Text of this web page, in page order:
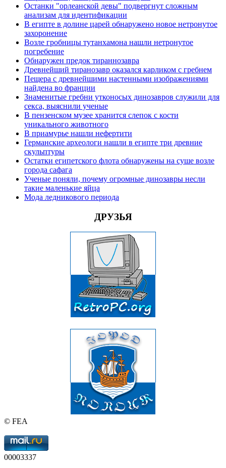
Останки "орлеанской девы" подвергнут сложным
анализам для идентификации
В египте в долине царей обнаружено новое нетронутое
захоронение
Возле гробницы тутанхамона нашли нетронутое
погребение
Обнаружен предок тираннозавра
Древнейший тиранозавр оказался карликом с гребнем
Пещера с древнейшими настенными изображениями
найдена во франции
Знаменитые гребни утконосых динозавров служили для
секса, выяснили ученые
В пензенском музее хранится слепок с кости
уникального животного
В приамурье нашли нефертити
Германские археологи нашли в египте три древние
скульптуры
Остатки египетского флота обнаружены на суше возле
города сафага
Ученые поняли, почему огромные динозавры несли
такие маленькие яйца
Мода ледникового периода
ДРУЗЬЯ
© FEA
00003337